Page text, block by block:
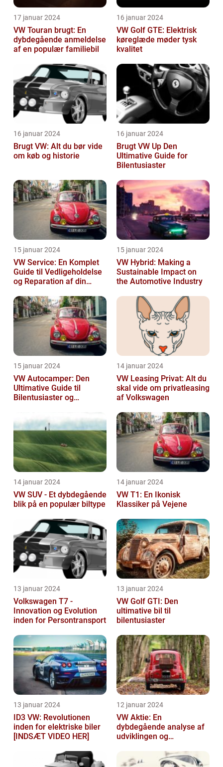
17 januar 2024
VW Touran brugt: En
dybdegående anmeldelse
af en populær familiebil
16 januar 2024
VW Golf GTE: Elektrisk
køreglæde møder tysk
kvalitet
16 januar 2024
Brugt VW: Alt du bør vide
om køb og historie
16 januar 2024
Brugt VW Up Den
Ultimative Guide for
Bilentusiaster
15 januar 2024
VW Service: En Komplet
Guide til Vedligeholdelse
og Reparation af din
15 januar 2024
VW Hybrid: Making a
Sustainable Impact on
the Automotive Industry
15 januar 2024
VW Autocamper: Den
Ultimative Guide til
Bilentusiaster og
14 januar 2024
VW Leasing Privat: Alt du
skal vide om privatleasing
af Volkswagen
14 januar 2024
VW SUV - Et dybdegående
blik på en populær biltype
14 januar 2024
VW T1: En Ikonisk
Klassiker på Vejene
13 januar 2024
Volkswagen T7 -
Innovation og Evolution
inden for Persontransport
13 januar 2024
VW Golf GTI: Den
ultimative bil til
bilentusiaster
13 januar 2024
ID3 VW: Revolutionen
inden for elektriske biler
[INDSÆT VIDEO HER]
12 januar 2024
VW Aktie: En
dybdegående analyse af
udviklingen og